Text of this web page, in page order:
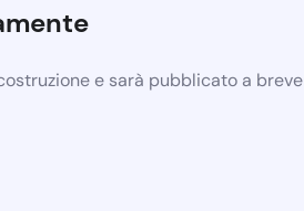
e sarà pubblicato a breve